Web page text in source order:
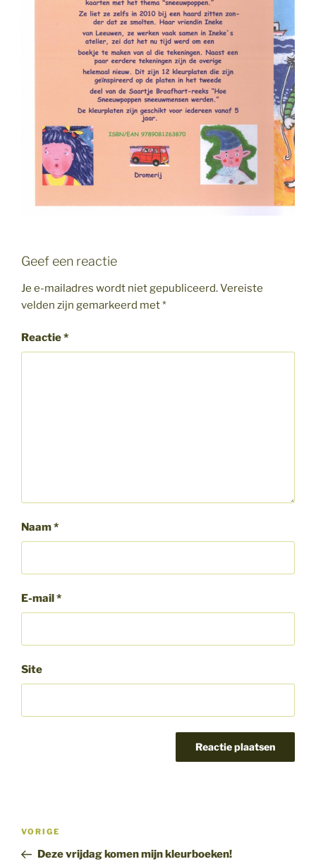
Geef een reactie
Je e-mailadres wordt niet gepubliceerd.Vereiste
velden zijn gemarkeerd met*
Reactie*
Naam*
E-mail*
Site
Bericht
Vorig
bericht
VORIGE
Deze vrijdag komen mijn kleurboeken!